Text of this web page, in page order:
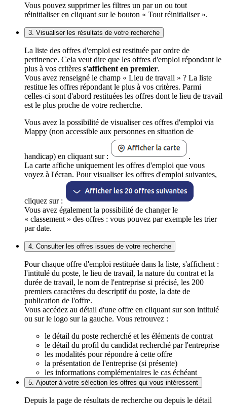
Vous pouvez supprimer les filtres un par un ou tout
réinitialiser en cliquant sur le bouton « Tout réinitialiser ».
3. Visualiser les résultats de votre recherche
La liste des offres d'emploi est restituée par ordre de
pertinence. Cela veut dire que les offres d'emploi répondant le
plus à vos critères s'affichent en premier.
Vous avez renseigné le champ « Lieu de travail » ? La liste
restitue les offres répondant le plus à vos critères. Parmi
celles-ci sont d'abord restituées les offres dont le lieu de travail
est le plus proche de votre recherche.
Vous avez la possibilité de visualiser ces offres d'emploi via
Mappy (non accessible aux personnes en situation de
handicap) en cliquant sur :
.
La carte affiche uniquement les offres d'emploi que vous
voyez à l'écran. Pour visualiser les offres d'emploi suivantes,
cliquez sur :
Vous avez également la possibilité de changer le
« classement » des offres : vous pouvez par exemple les trier
par date.
4. Consulter les offres issues de votre recherche
Pour chaque offre d'emploi restituée dans la liste, s'affichent :
l'intitulé du poste, le lieu de travail, la nature du contrat et la
durée de travail, le nom de l'entreprise si précisé, les 200
premiers caractères du descriptif du poste, la date de
publication de l'offre.
Vous accédez au détail d'une offre en cliquant sur son intitulé
ou sur le logo sur la gauche. Vous retrouvez :
le détail du poste recherché et les éléments de contrat
le détail du profil du candidat recherché par l'entreprise
les modalités pour répondre à cette offre
la présentation de l'entreprise (si présente)
les informations complémentaires le cas échéant
5. Ajouter à votre sélection les offres qui vous intéressent
Depuis la page de résultats de recherche ou depuis le détail